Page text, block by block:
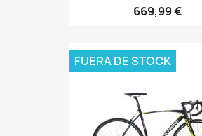
669,99 €
FUERA DE STOCK